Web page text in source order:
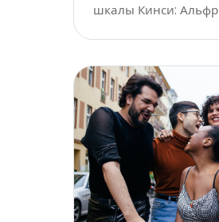
шкалы Кинси: Альфр